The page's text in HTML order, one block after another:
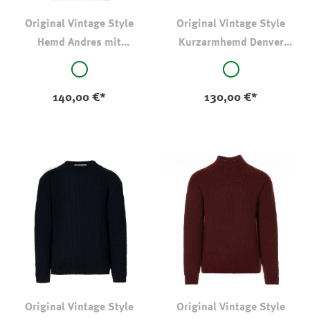
Original Vintage Style
Hemd Andres mit
auswählen
weiß
140,00 €*
Original Vintage Style
Kurzarmhemd Denver
auswählen
weiß
130,00 €*
Original Vintage Style
Original Vintage Style